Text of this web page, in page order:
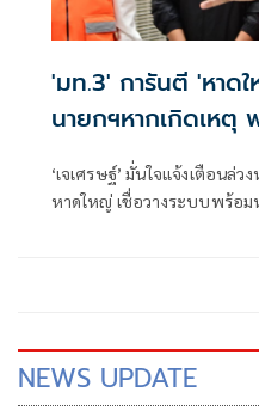
'มท.3' การันตี 'หาด
นายกฯหากเกิดเหตุ
บัญชาการที่กทม.
‘เจเศรษฐ์’ มั่นใจแจ้งเตือนล่
หาดใหญ่ เชื่อวางระบบพร้อ
NEWS UPDATE